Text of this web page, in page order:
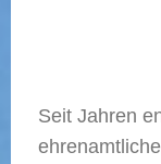
Seit Jahren